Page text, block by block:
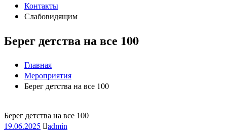
Контакты
Слабовидящим
Берег детства на все 100
Главная
Мероприятия
Берег детства на все 100
Берег детства на все 100
19.06.2025
admin